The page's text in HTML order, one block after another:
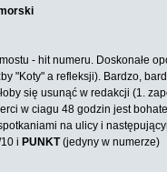
- hit numeru. Doskonałe
"Koty" a refleksji). Bardzo,
się usunąć w redakcji (1.
w ciagu 48 godzin jest
na ulicy i
i PUNKT(jedyny w numerze)